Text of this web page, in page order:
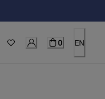
0 EN